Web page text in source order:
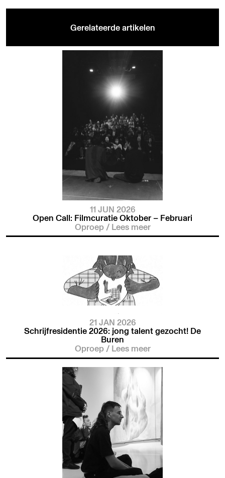
Gerelateerde artikelen
11 JUN 2026
Open Call: Filmcuratie Oktober – Februari
Oproep /Lees meer
21 JAN 2026
Schrijfresidentie 2026: jong talent gezocht! De
Buren
Oproep /Lees meer